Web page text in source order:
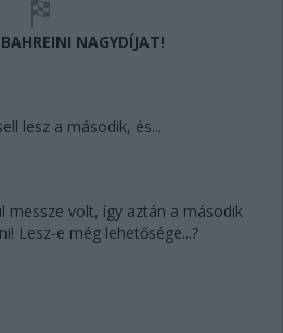
NAGYDÍJAT!
lesz a második, és...
messze volt, így aztán a második
Lesz-e még lehetősége...?